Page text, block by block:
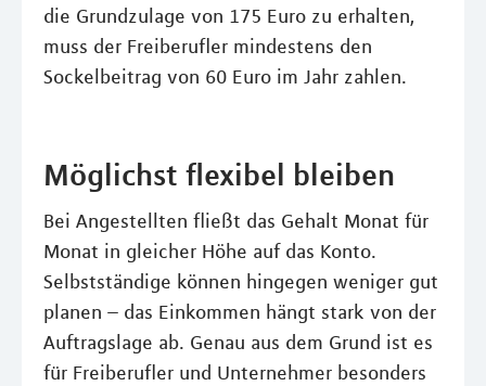
die Grundzulage von 175 Euro zu erhalten,
muss der Freiberufler mindestens den
Sockelbeitrag von 60 Euro im Jahr zahlen.
Möglichst flexibel bleiben
Bei Angestellten fließt das Gehalt Monat für
Monat in gleicher Höhe auf das Konto.
Selbstständige können hingegen weniger gut
planen – das Einkommen hängt stark von der
Auftragslage ab. Genau aus dem Grund ist es
für Freiberufler und Unternehmer besonders